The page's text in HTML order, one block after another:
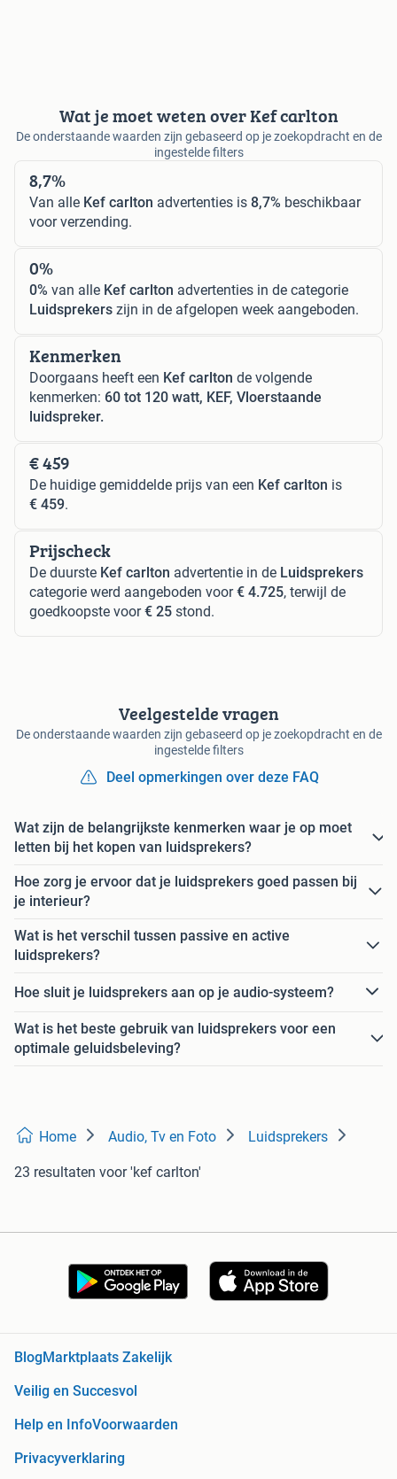
Wat je moet weten over Kef carlton
De onderstaande waarden zijn gebaseerd op je zoekopdracht en de
ingestelde filters
8,7%
Van alle Kef carlton advertenties is 8,7% beschikbaar
voor verzending.
0%
0% van alle Kef carlton advertenties in de categorie
Luidsprekers zijn in de afgelopen week aangeboden.
Kenmerken
Doorgaans heeft een Kef carlton de volgende
kenmerken: 60 tot 120 watt, KEF, Vloerstaande
luidspreker.
€ 459
De huidige gemiddelde prijs van een Kef carlton is
€ 459.
Prijscheck
De duurste Kef carlton advertentie in de Luidsprekers
categorie werd aangeboden voor€ 4.725, terwijl de
goedkoopste voor€ 25 stond.
Veelgestelde vragen
De onderstaande waarden zijn gebaseerd op je zoekopdracht en de
ingestelde filters
Deel opmerkingen over deze FAQ
Wat zijn de belangrijkste kenmerken waar je op moet
letten bij het kopen van luidsprekers?
Hoe zorg je ervoor dat je luidsprekers goed passen bij
je interieur?
Wat is het verschil tussen passive en active
luidsprekers?
Hoe sluit je luidsprekers aan op je audio-systeem?
Wat is het beste gebruik van luidsprekers voor een
optimale geluidsbeleving?
Home Audio, Tv en Foto Luidsprekers
23 resultaten voor 'kef carlton'
BlogMarktplaats Zakelijk
Veilig en Succesvol
Help en InfoVoorwaarden
Privacyverklaring